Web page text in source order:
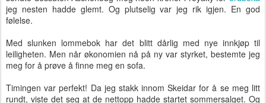
jeg nesten hadde glemt. Og plutselig var jeg rik igjen. En god
følelse.
Med slunken lommebok har det blitt dårlig med nye innkjøp til
leiligheten. Men når økonomien nå på ny var styrket, bestemte jeg
meg for å prøve å finne meg en sofa.
Timingen var perfekt! Da jeg stakk innom Skeidar for å se meg litt
rundt, viste det seg at de nettopp hadde startet sommersalget. Og